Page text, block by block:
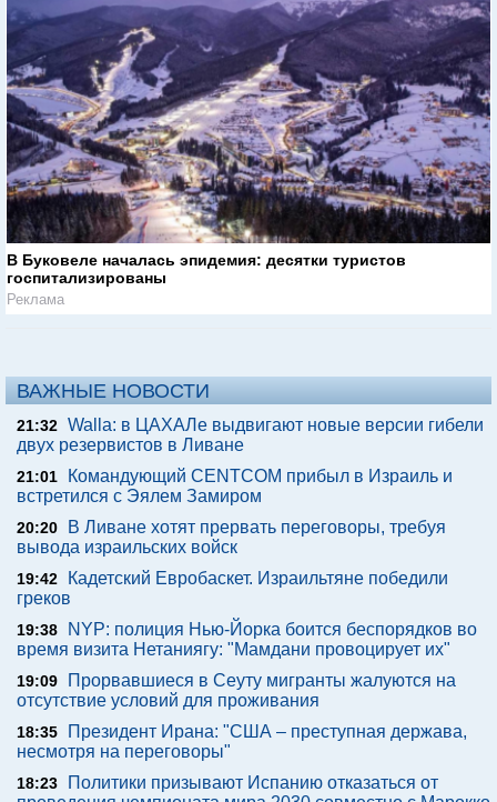
В Буковеле началась эпидемия: десятки туристов
госпитализированы
Реклама
ВАЖНЫЕ НОВОСТИ
21:32 Walla: в ЦАХАЛе выдвигают новые версии гибели
двух резервистов в Ливане
21:01
Командующий CENTCOM прибыл в Израиль и
встретился с Эялем Замиром
20:20
В Ливане хотят прервать переговоры, требуя
вывода израильских войск
19:42
Кадетский Евробаскет. Израильтяне победили
греков
19:38
NYP: полиция Нью-Йорка боится беспорядков во
время визита Нетаниягу: "Мамдани провоцирует их"
19:09
Прорвавшиеся в Сеуту мигранты жалуются на
отсутствие условий для проживания
18:35
Президент Ирана: "США – преступная держава,
несмотря на переговоры"
18:23
Политики призывают Испанию отказаться от